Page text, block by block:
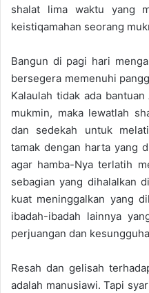
shalat lima waktu yang
keistiqamahan seorang
Bangun di pagi hari
bersegera memenuhi
Kalaulah tidak ada
mukmin, maka lewatlah
dan sedekah untuk
tamak dengan harta yang
agar hamba-Nya terlatih
sebagian yang dihalalkan
kuat meninggalkan yang
ibadah-ibadah lainnya
perjuangan dan
Resah dan gelisah
adalah manusiawi. Tapi